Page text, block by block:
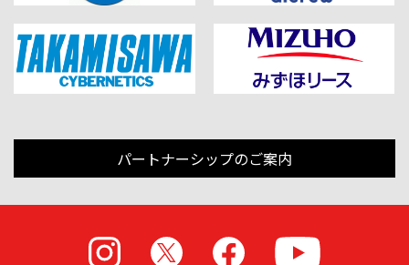
パートナーシップのご案内
Instagram Facebook